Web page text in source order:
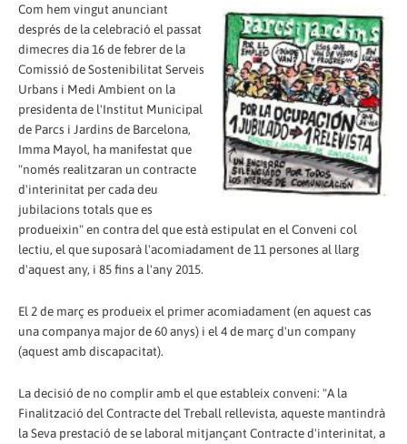
Com hem vingut anunciant
després de la celebració el passat
dimecres dia 16 de febrer de la
Comissió de Sostenibilitat Serveis
Urbans i Medi Ambient on la
presidenta de l'Institut Municipal
de Parcs i Jardins de Barcelona,
Imma Mayol, ha manifestat que
"només realitzaran un contracte
d'interinitat per cada deu
jubilacions totals que es
produeixin" en contra del que està estipulat en el Conveni col
lectiu, el que suposarà l'acomiadament de 11 persones al llarg
d'aquest any, i 85 fins a l'any 2015.
El 2 de març es produeix el primer acomiadament (en aquest cas
una companya major de 60 anys) i el 4 de març d'un company
(aquest amb discapacitat).
La decisió de no complir amb el que estableix conveni: "A la
Finalització del Contracte del Treball rellevista, aqueste mantindrà
la Seva prestació de se laboral mitjançant Contracte d'interinitat, a